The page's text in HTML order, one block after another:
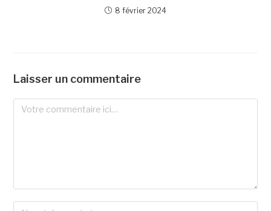
8 février 2024
Laisser un commentaire